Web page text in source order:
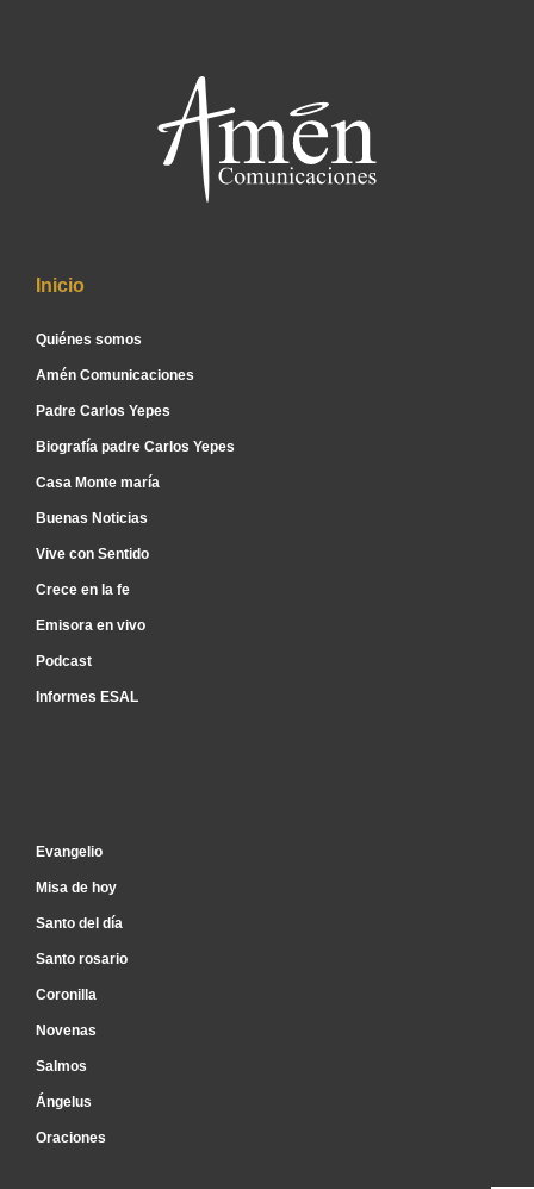
Inicio
Quiénes somos
Amén Comunicaciones
Padre Carlos Yepes
Biografía padre Carlos Yepes
Casa Monte maría
Buenas Noticias
Vive con Sentido
Crece en la fe
Emisora en vivo
Podcast
Informes ESAL
Evangelio
Misa de hoy
Santo del día
Santo rosario
Coronilla
Novenas
Salmos
Ángelus
Oraciones